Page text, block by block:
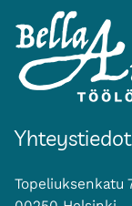
Yhteystiedot
Topeliuksenkatu